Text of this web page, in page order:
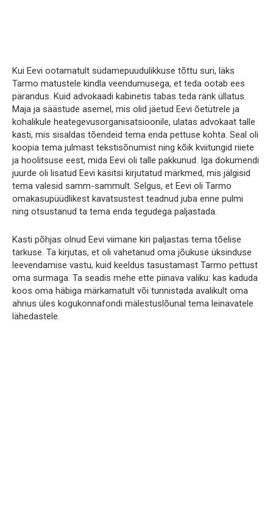
Kui Eevi ootamatult südamepuudulikkuse tõttu suri, läks
Tarmo matustele kindla veendumusega, et teda ootab ees
pärandus. Kuid advokaadi kabinetis tabas teda ränk üllatus.
Maja ja säästude asemel, mis olid jäetud Eevi õetütrele ja
kohalikule heategevusorganisatsioonile, ulatas advokaat talle
kasti, mis sisaldas tõendeid tema enda pettuse kohta. Seal oli
koopia tema julmast tekstisõnumist ning kõik kviitungid riiete
ja hoolitsuse eest, mida Eevi oli talle pakkunud. Iga dokumendi
juurde oli lisatud Eevi käsitsi kirjutatud märkmed, mis jälgisid
tema valesid samm-sammult. Selgus, et Eevi oli Tarmo
omakasupüüdlikest kavatsustest teadnud juba enne pulmi
ning otsustanud ta tema enda tegudega paljastada.
Kasti põhjas olnud Eevi viimane kiri paljastas tema tõelise
tarkuse. Ta kirjutas, et oli vahetanud oma jõukuse üksinduse
leevendamise vastu, kuid keeldus tasustamast Tarmo pettust
oma surmaga. Ta seadis mehe ette piinava valiku: kas kaduda
koos oma häbiga märkamatult või tunnistada avalikult oma
ahnus üles kogukonnafondi mälestuslõunal tema leinavatele
lähedastele.